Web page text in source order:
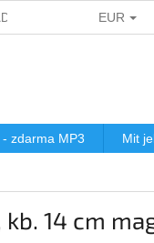
VÉDELMEEUR
zdarma MP3 Mit
14 cm